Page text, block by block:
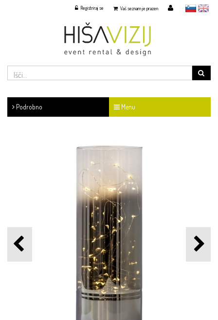
slovensko
English
Vaš seznam je prazen
Registriraj se
Podrobno Menu